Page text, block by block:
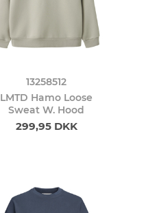
13258512
LMTD Hamo Loose
Sweat W. Hood
299,95 DKK